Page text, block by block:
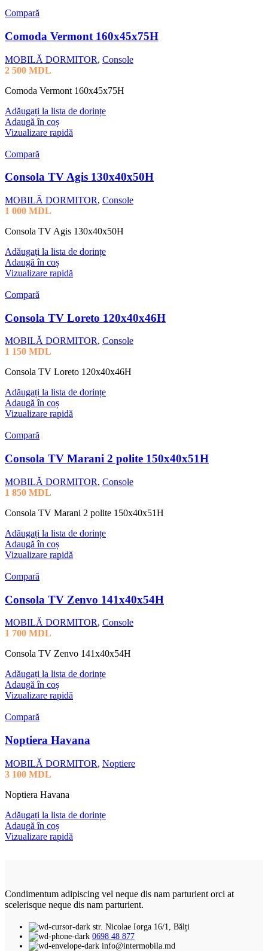
Compară
Comoda Vermont 160x45x75H
MOBILĂ DORMITOR, Console
2 500 MDL
Comoda Vermont 160x45x75H
Adăugați la lista de dorințe
Adaugă în coș
Vizualizare rapidă
Compară
Consola TV Agis 130x40x50H
MOBILĂ DORMITOR, Console
1 000 MDL
Consola TV Agis 130x40x50H
Adăugați la lista de dorințe
Adaugă în coș
Vizualizare rapidă
Compară
Consola TV Loreto 120x40x46H
MOBILĂ DORMITOR, Console
1 150 MDL
Consola TV Loreto 120x40x46H
Adăugați la lista de dorințe
Adaugă în coș
Vizualizare rapidă
Compară
Consola TV Marani 2 polite 150x40x51H
MOBILĂ DORMITOR, Console
1 850 MDL
Consola TV Marani 2 polite 150x40x51H
Adăugați la lista de dorințe
Adaugă în coș
Vizualizare rapidă
Compară
Consola TV Zenvo 141x40x54H
MOBILĂ DORMITOR, Console
1 700 MDL
Consola TV Zenvo 141x40x54H
Adăugați la lista de dorințe
Adaugă în coș
Vizualizare rapidă
Compară
Noptiera Havana
MOBILĂ DORMITOR, Noptiere
3 100 MDL
Noptiera Havana
Adăugați la lista de dorințe
Adaugă în coș
Vizualizare rapidă
Condimentum adipiscing vel neque dis nam parturient orci at
scelerisque neque dis nam parturient.
str. Nicolae Iorga 16/1, Bălți
0698 48 877
info@intermobila.md